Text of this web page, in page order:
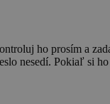
ho prosím a
nesedí. Pokiaľ si